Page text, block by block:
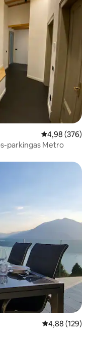
Vidutinis
4,98 (376)
parkingas Metro
Vidutinis
4,88 (129)